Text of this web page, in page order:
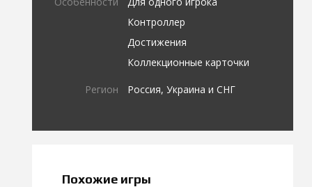
Контроллер
Достижения
Коллекционные карточки
Регион Россия, Украина и СНГ
Похожие игры